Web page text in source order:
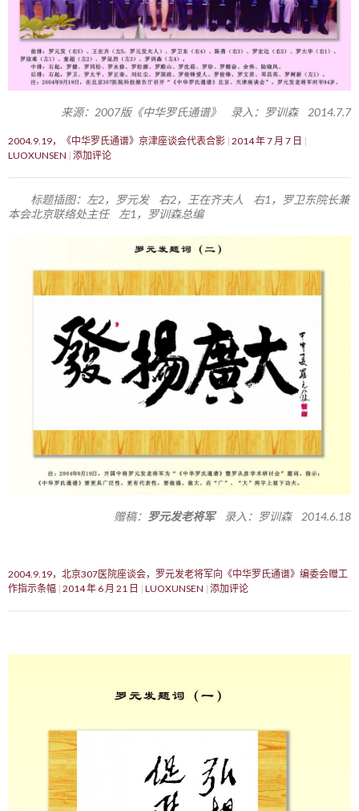
来源：2007版《中华罗氏通谱》 录入：罗训森 2014.7.7
2004.9.19，《中华罗氏通谱》京津座谈会代表合影 2014 年 7 月 7 日
LUOXUNSEN 添加评论
标题插图：左2，罗元发 右2，王在齐夫人 右1，罗卫东院长兼
本会北京联络处主任 左1，罗训森总编
赠稿： 罗元发老将军录入：罗训森 2014.6.18
2004.9.19，北京307医院座谈会，罗元发老将军向《中华罗氏通谱》编委会赠工
作指示条幅 2014 年 6 月 21 日 LUOXUNSEN 添加评论